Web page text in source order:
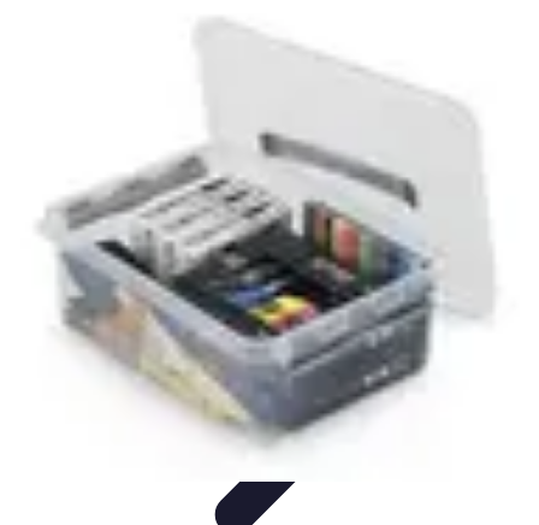
Stratégies avancéesTechnologies et
Tendances et actualités